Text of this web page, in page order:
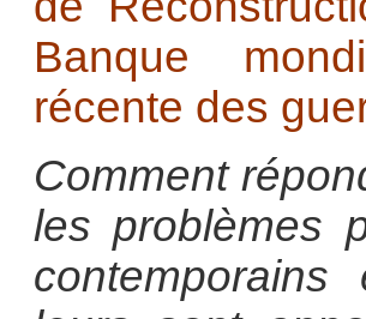
Banque
récente des
Comment
les problèmes